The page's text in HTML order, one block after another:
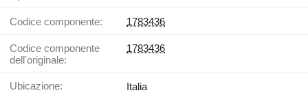
Codice componente: 1783436
Codice componente
dell'originale:
1783436
Ubicazione:
Italia